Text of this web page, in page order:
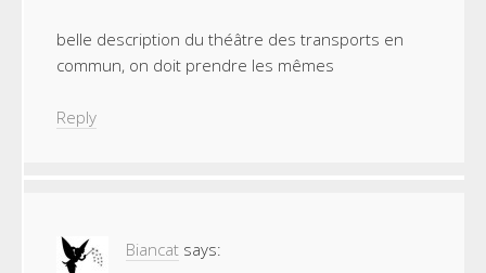
belle description du théâtre des transports en
commun, on doit prendre les mêmes
Reply
Biancat says: